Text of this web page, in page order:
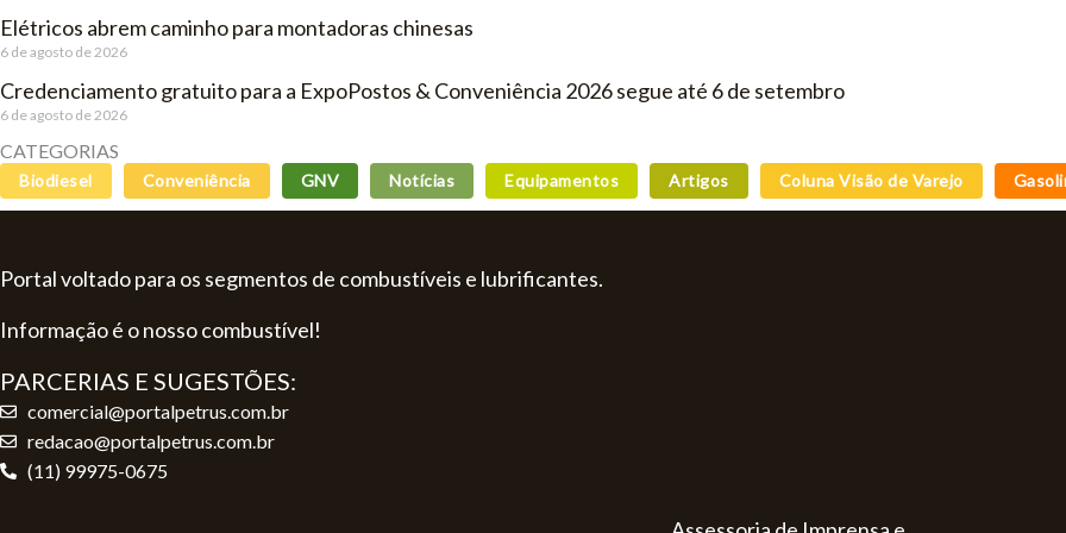
Elétricos abrem caminho para montadoras chinesas
6 de agosto de 2026
Credenciamento gratuito para a ExpoPostos & Conveniência 2026 segue até 6 de setembro
6 de agosto de 2026
CATEGORIAS
Biodiesel Conveniência GNV Notícias Equipamentos Artigos Coluna Visão de Varejo
Portal voltado para os segmentos de combustíveis e lubrificantes.
Informação é o nosso combustível!
PARCERIAS E SUGESTÕES:
comercial@portalpetrus.com.br
redacao@portalpetrus.com.br
(11) 99975-0675